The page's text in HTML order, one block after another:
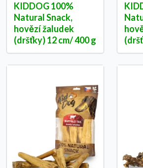
KIDDOG 100%
Natural Snack,
hovězí žaludek
(dršťky) 12 cm/ 400 g